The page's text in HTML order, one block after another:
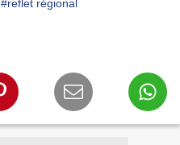
#reflet régional